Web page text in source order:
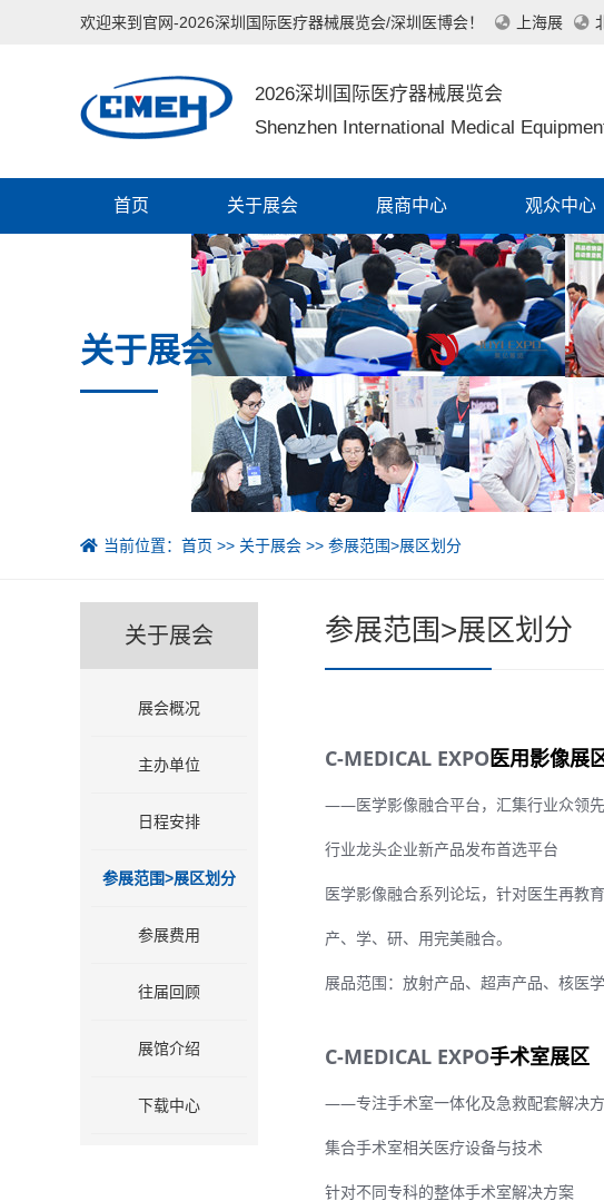
欢迎来到官网-2026深圳国际医疗器械展览会/深圳医博会！ 上海展
2026深圳国际医疗器械展览会
Shenzhen International Medical
首页 关于展会 展商中心 观众中心
关于展会
当前位置： 首页 >> 关于展会 >> 参展范围>展区划分
关于展会
展会概况
主办单位
日程安排
参展范围>展区划分
参展费用
往届回顾
展馆介绍
下载中心
参展范围>展区划分
C-MEDICAL EXPO医用影像展
——医学影像融合平台，汇集行业众领
行业龙头企业新产品发布首选平台
医学影像融合系列论坛，针对医生再教
产、学、研、用完美融合。
展品范围：放射产品、超声产品、核医
C-MEDICAL EXPO手术室展区
——专注手术室一体化及急救配套解决
集合手术室相关医疗设备与技术
针对不同专科的整体手术室解决方案